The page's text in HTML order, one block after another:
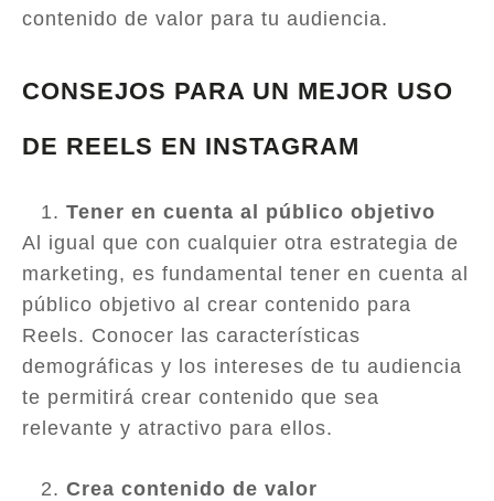
contenido de valor para tu audiencia.
CONSEJOS PARA UN MEJOR USO
DE REELS EN INSTAGRAM
Tener en cuenta al público objetivo
Al igual que con cualquier otra estrategia de
marketing, es fundamental tener en cuenta al
público objetivo al crear contenido para
Reels. Conocer las características
demográficas y los intereses de tu audiencia
te permitirá crear contenido que sea
relevante y atractivo para ellos.
Crea contenido de valor